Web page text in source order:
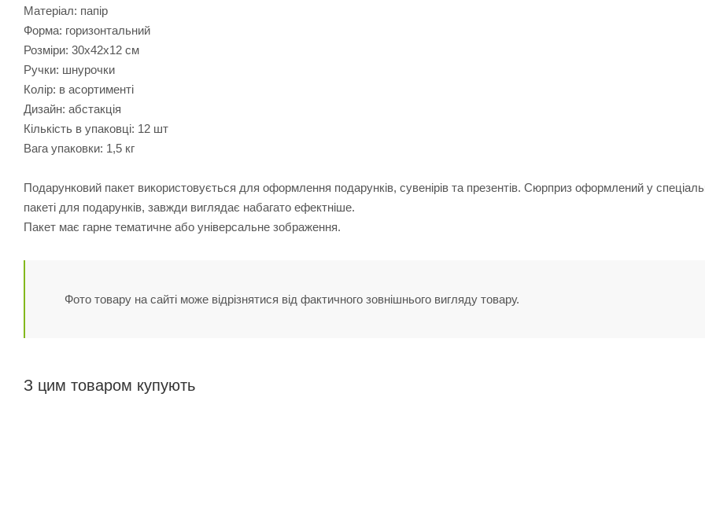
Матеріал: папір
Форма: горизонтальний
Розміри: 30х42х12 см
Ручки: шнурочки
Колір: в асортименті
Дизайн: абстакція
Кількість в упаковці: 12 шт
Вага упаковки: 1,5 кг
Подарунковий пакет використовується для оформлення подарунків, сувенірів та презентів. Сюрприз оформлений у
пакеті для подарунків, завжди виглядає набагато ефектніше.
Пакет має гарне тематичне або універсальне зображення.
Фото товару на сайті може відрізнятися від фактичного зовнішнього вигляду товару.
З цим товаром купують